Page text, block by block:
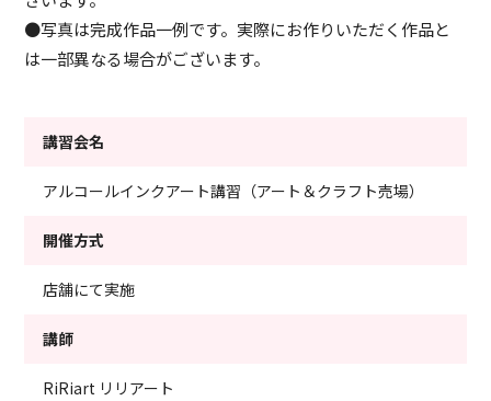
●写真は完成作品一例です。実際にお作りいただく作品と
は一部異なる場合がございます。
講習会名
アルコールインクアート講習（アート＆クラフト売場）
開催方式
店舗にて実施
講師
RiRiart リリアート